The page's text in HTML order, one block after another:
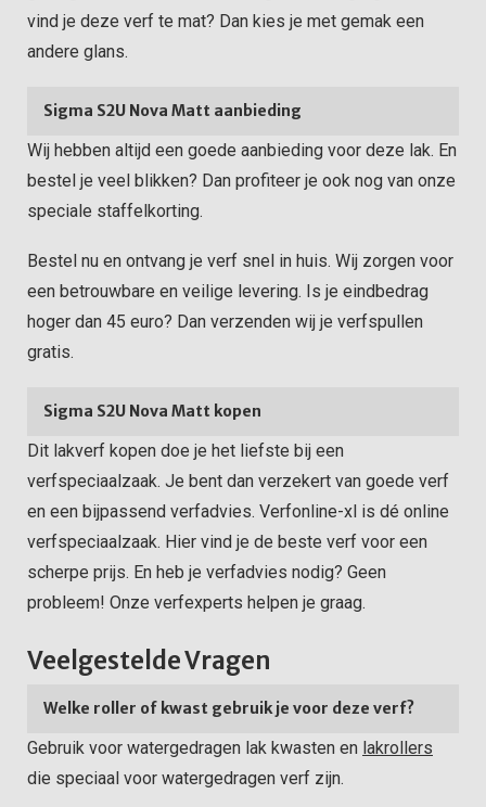
vind je deze verf te mat? Dan kies je met gemak een
andere glans.
Sigma S2U Nova Matt aanbieding
Wij hebben altijd een goede aanbieding voor deze lak. En
bestel je veel blikken? Dan profiteer je ook nog van onze
speciale staffelkorting.
Bestel nu en ontvang je verf snel in huis. Wij zorgen voor
een betrouwbare en veilige levering. Is je eindbedrag
hoger dan 45 euro? Dan verzenden wij je verfspullen
gratis.
Sigma S2U Nova Matt kopen
Dit lakverf kopen doe je het liefste bij een
verfspeciaalzaak. Je bent dan verzekert van goede verf
en een bijpassend verfadvies. Verfonline-xl is dé online
verfspeciaalzaak. Hier vind je de beste verf voor een
scherpe prijs. En heb je verfadvies nodig? Geen
probleem! Onze verfexperts helpen je graag.
Veelgestelde Vragen
Welke roller of kwast gebruik je voor deze verf?
Gebruik voor watergedragen lak kwasten en lakrollers
die speciaal voor watergedragen verf zijn.